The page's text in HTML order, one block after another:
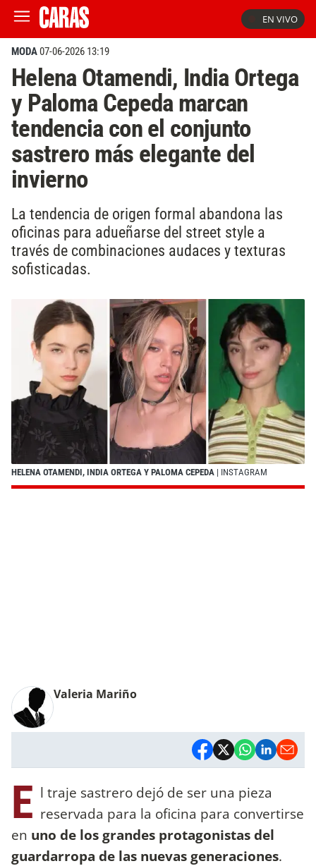
EN VIVO
MODA07-06-2026 13:19
Helena Otamendi, India Ortega
y Paloma Cepeda marcan
tendencia con el conjunto
sastrero más elegante del
invierno
La tendencia de origen formal abandona las
oficinas para adueñarse del street style a
través de combinaciones audaces y texturas
sofisticadas.
HELENA OTAMENDI, INDIA ORTEGA Y PALOMA CEPEDA | INSTAGRAM
Valeria Mariño
E l traje sastrero dejó de ser una pieza
reservada para la oficina para convertirse
en uno de los grandes protagonistas del
guardarropa de las nuevas generaciones.